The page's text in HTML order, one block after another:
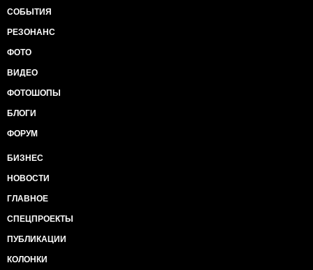
СОБЫТИЯ
РЕЗОНАНС
ФОТО
ВИДЕО
ФОТОШОПЫ
БЛОГИ
ФОРУМ
БИЗНЕС
НОВОСТИ
ГЛАВНОЕ
СПЕЦПРОЕКТЫ
ПУБЛИКАЦИИ
КОЛОНКИ